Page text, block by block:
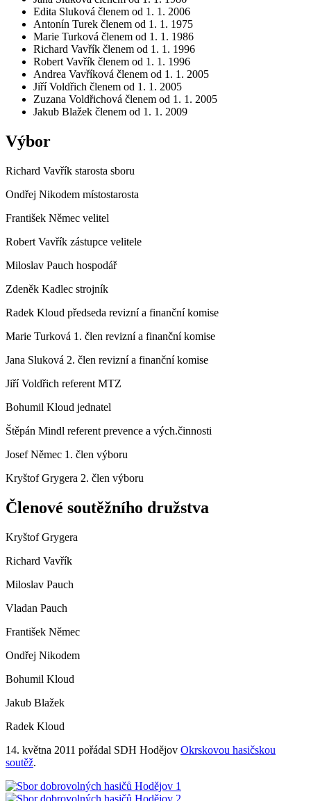
Edita Sluková členem od 1. 1. 2006
Antonín Turek členem od 1. 1. 1975
Marie Turková členem od 1. 1. 1986
Richard Vavřík členem od 1. 1. 1996
Robert Vavřík členem od 1. 1. 1996
Andrea Vavříková členem od 1. 1. 2005
Jiří Voldřich členem od 1. 1. 2005
Zuzana Voldřichová členem od 1. 1. 2005
Jakub Blažek členem od 1. 1. 2009
Výbor
Richard Vavřík starosta sboru
Ondřej Nikodem místostarosta
František Němec velitel
Robert Vavřík zástupce velitele
Miloslav Pauch hospodář
Zdeněk Kadlec strojník
Radek Kloud předseda revizní a finanční komise
Marie Turková 1. člen revizní a finanční komise
Jana Sluková 2. člen revizní a finanční komise
Jiří Voldřich referent MTZ
Bohumil Kloud jednatel
Štěpán Mindl referent prevence a vých.činnosti
Josef Němec 1. člen výboru
Kryštof Grygera 2. člen výboru
Členové soutěžního družstva
Kryštof Grygera
Richard Vavřík
Miloslav Pauch
Vladan Pauch
František Němec
Ondřej Nikodem
Bohumil Kloud
Jakub Blažek
Radek Kloud
14. května 2011 pořádal SDH Hodějov Okrskovou hasičskou
soutěž.